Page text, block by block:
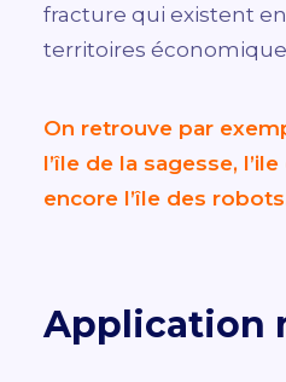
fracture qui existent
territoires
On retrouve par
l’île de la sagesse,
encore l’île des
Application